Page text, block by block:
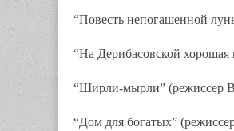
“Повесть непогашенной
“На Дерибасовской
“Ширли-мырли” (режиссер
“Дом для богатых”